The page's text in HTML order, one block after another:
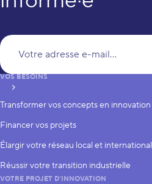
S’inscrire
VOS BESOINS
Transformer vos concepts en innovation
Financer vos projets
Élargir votre réseau local et international
Réussir votre transition industrielle
VOTRE PROJET D’INNOVATION